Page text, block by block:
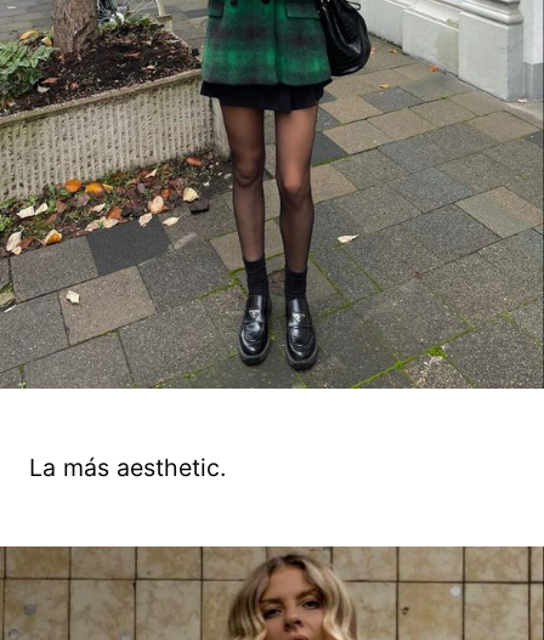
La más aesthetic.